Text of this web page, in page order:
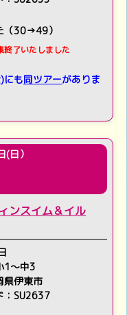
（30→49）
終了いたしました
も同ツアーがありま
日）
ンスイム＆イル
1～中3
県伊東市
：SU2637